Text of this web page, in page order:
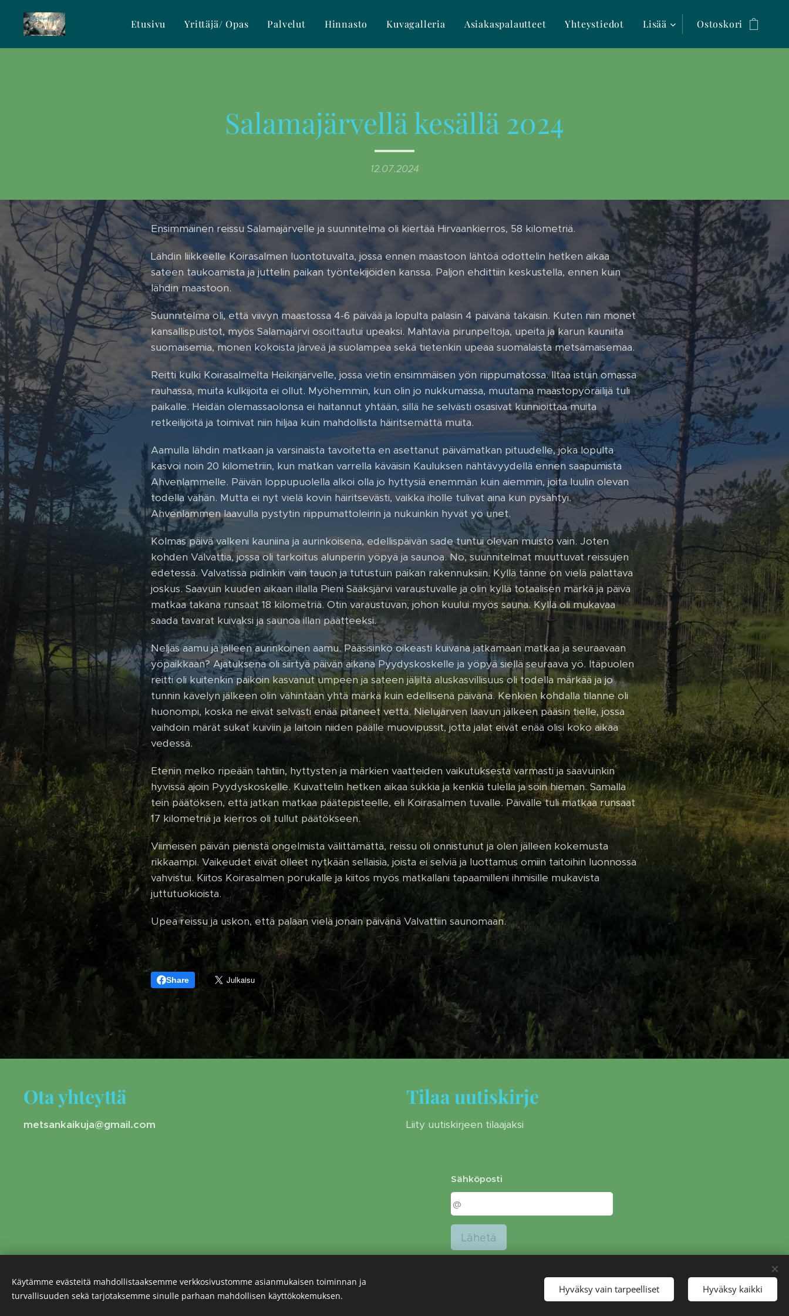
Etusivu Yrittäjä/ Opas Palvelut Hinnasto Kuvagalleria Asiakaspalautteet Yhteystiedot Lisää Ostoskori
Salamajärvellä kesällä 2024
12.07.2024
Ensimmäinen reissu Salamajärvelle ja suunnitelma oli kiertää Hirvaankierros, 58 kilometriä.
Lähdin liikkeelle Koirasalmen luontotuvalta, jossa ennen maastoon lähtöä odottelin hetken aikaa
sateen taukoamista ja juttelin paikan työntekijöiden kanssa. Paljon ehdittiin keskustella, ennen kuin
lähdin maastoon.
Suunnitelma oli, että viivyn maastossa 4-6 päivää ja lopulta palasin 4 päivänä takaisin. Kuten niin monet
kansallispuistot, myös Salamajärvi osoittautui upeaksi. Mahtavia pirunpeltoja, upeita ja karun kauniita
suomaisemia, monen kokoista järveä ja suolampea sekä tietenkin upeaa suomalaista metsämaisemaa.
Reitti kulki Koirasalmelta Heikinjärvelle, jossa vietin ensimmäisen yön riippumatossa. Iltaa istuin omassa
rauhassa, muita kulkijoita ei ollut. Myöhemmin, kun olin jo nukkumassa, muutama maastopyöräilijä tuli
paikalle. Heidän olemassaolonsa ei haitannut yhtään, sillä he selvästi osasivat kunnioittaa muita
retkeilijöitä ja toimivat niin hiljaa kuin mahdollista häiritsemättä muita.
Aamulla lähdin matkaan ja varsinaista tavoitetta en asettanut päivämatkan pituudelle, joka lopulta
kasvoi noin 20 kilometriin, kun matkan varrella käväisin Kauluksen nähtävyydellä ennen saapumista
Ahvenlammelle. Päivän loppupuolella alkoi olla jo hyttysiä enemmän kuin aiemmin, joita luulin olevan
todella vähän. Mutta ei nyt vielä kovin häiritsevästi, vaikka iholle tulivat aina kun pysähtyi.
Ahvenlammen laavulla pystytin riippumattoleirin ja nukuinkin hyvät yö unet.
Kolmas päivä valkeni kauniina ja aurinkoisena, edellispäivän sade tuntui olevan muisto vain. Joten
kohden Valvattia, jossa oli tarkoitus alunperin yöpyä ja saunoa. No, suunnitelmat muuttuvat reissujen
edetessä. Valvatissa pidinkin vain tauon ja tutustuin paikan rakennuksiin. Kyllä tänne on vielä palattava
joskus. Saavuin kuuden aikaan illalla Pieni Sääksjärvi varaustuvalle ja olin kyllä totaalisen märkä ja päivä
matkaa takana runsaat 18 kilometriä. Otin varaustuvan, johon kuului myös sauna. Kyllä oli mukavaa
saada tavarat kuivaksi ja saunoa illan päätteeksi.
Neljäs aamu ja jälleen aurinkoinen aamu. Pääsisinkö oikeasti kuivana jatkamaan matkaa ja seuraavaan
yöpaikkaan? Ajatuksena oli siirtyä päivän aikana Pyydyskoskelle ja yöpyä siellä seuraava yö. Itäpuolen
reitti oli kuitenkin paikoin kasvanut umpeen ja sateen jäljiltä aluskasvillisuus oli todella märkää ja jo
tunnin kävelyn jälkeen olin vähintään yhtä märkä kuin edellisenä päivänä. Kenkien kohdalla tilanne oli
huonompi, koska ne eivät selvästi enää pitäneet vettä. Nielujärven laavun jälkeen pääsin tielle, jossa
vaihdoin märät sukat kuiviin ja laitoin niiden päälle muovipussit, jotta jalat eivät enää olisi koko aikaa
vedessä.
Etenin melko ripeään tahtiin, hyttysten ja märkien vaatteiden vaikutuksesta varmasti ja saavuinkin
hyvissä ajoin Pyydyskoskelle. Kuivattelin hetken aikaa sukkia ja kenkiä tulella ja söin hieman. Samalla
tein päätöksen, että jatkan matkaa päätepisteelle, eli Koirasalmen tuvalle. Päivälle tuli matkaa runsaat
17 kilometriä ja kierros oli tullut päätökseen.
Viimeisen päivän pienistä ongelmista välittämättä, reissu oli onnistunut ja olen jälleen kokemusta
rikkaampi. Vaikeudet eivät olleet nytkään sellaisia, joista ei selviä ja luottamus omiin taitoihin luonnossa
vahvistui. Kiitos Koirasalmen porukalle ja kiitos myös matkallani tapaamilleni ihmisille mukavista
juttutuokioista.
Upea reissu ja uskon, että palaan vielä jonain päivänä Valvattiin saunomaan.
Share
Ota yhteyttä
metsankaikuja@gmail.com
Tilaa uutiskirje
Liity uutiskirjeen tilaajaksi
Sähköposti
Lähetä
Käytämme evästeitä mahdollistaaksemme verkkosivustomme asianmukaisen toiminnan ja
turvallisuuden sekä tarjotaksemme sinulle parhaan mahdollisen käyttökokemuksen.
Hyväksy vain tarpeelliset Hyväksy kaikki